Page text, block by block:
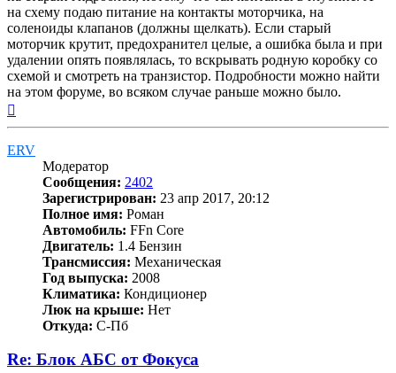
на схему подаю питание на контакты моторчика, на
соленоиды клапанов (должны щелкать). Если старый
моторчик крутит, предохранител целые, а ошибка была и при
удалении опять появлялась, то вскрывать родную коробку со
схемой и смотреть на транзистор. Подробности можно найти
на этом форуме, во всяком случае раньше можно было.
ERV
Модератор
Сообщения: 2402
Зарегистрирован: 23 апр 2017, 20:12
Полное имя: Роман
Автомобиль: FFn Core
Двигатель: 1.4 Бензин
Трансмиссия: Механическая
Год выпуска: 2008
Климатика: Кондиционер
Люк на крыше: Нет
Откуда: С-Пб
Re: Блок АБС от Фокуса